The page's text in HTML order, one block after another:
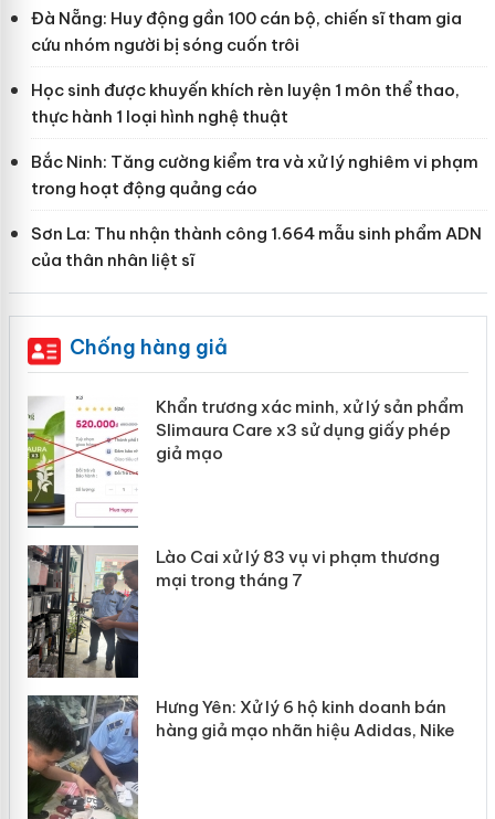
Đà Nẵng: Huy động gần 100 cán bộ, chiến sĩ tham gia
cứu nhóm người bị sóng cuốn trôi
Học sinh được khuyến khích rèn luyện 1 môn thể thao,
thực hành 1 loại hình nghệ thuật
Bắc Ninh: Tăng cường kiểm tra và xử lý nghiêm vi phạm
trong hoạt động quảng cáo
Sơn La: Thu nhận thành công 1.664 mẫu sinh phẩm ADN
của thân nhân liệt sĩ
Chống hàng giả
Khẩn trương xác minh, xử lý sản phẩm
Slimaura Care x3 sử dụng giấy phép
giả mạo
Lào Cai xử lý 83 vụ vi phạm thương
mại trong tháng 7
Hưng Yên: Xử lý 6 hộ kinh doanh bán
hàng giả mạo nhãn hiệu Adidas, Nike